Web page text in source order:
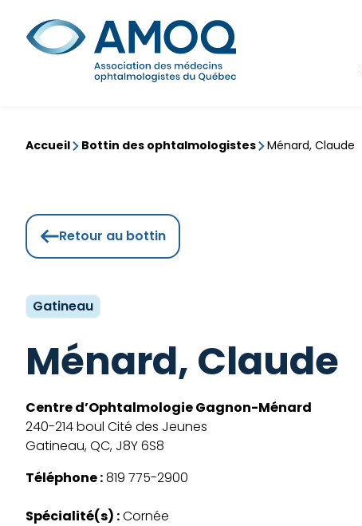
contenuRechercher
Accueil Bottin des ophtalmologistes Ménard, Claude
Retour au bottin
Gatineau
Ménard, Claude
Centre d’Ophtalmologie Gagnon-Ménard
240-214 boul Cité des Jeunes
Gatineau, QC, J8Y 6S8
Téléphone :819 775-2900
Spécialité(s) :Cornée